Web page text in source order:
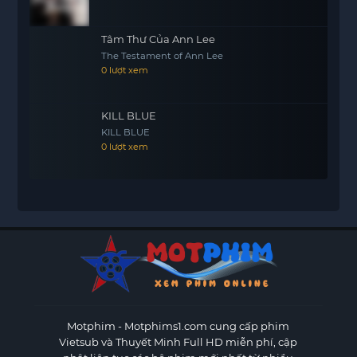
Tâm Thư Của Ann Lee
The Testament of Ann Lee
0 lượt xem
KILL BLUE
KILL BLUE
0 lượt xem
Motphim - Motphims1.com cung cấp phim
Vietsub và Thuyết Minh Full HD miễn phí, cập